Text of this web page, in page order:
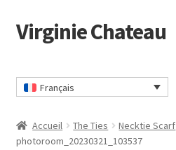
Passer
à
navigation
Passer
au
Virginie Chateau
Français
Accueil The Ties
Necktie Scarf
photoroom_20230321_103537